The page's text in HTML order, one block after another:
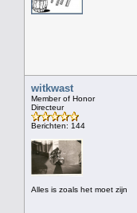
witkwast
Member of Honor
Directeur
Berichten: 144
Alles is zoals het moet zijn